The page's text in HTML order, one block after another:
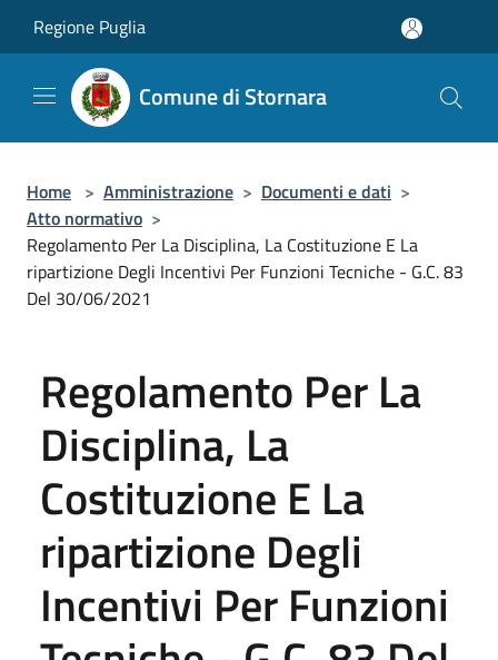
Regione Puglia
Comune di Stornara
Home > Amministrazione > Documenti e dati >
Atto normativo >
Regolamento Per La Disciplina, La Costituzione E La
ripartizione Degli Incentivi Per Funzioni Tecniche - G.C. 83
Del 30/06/2021
Regolamento Per La
Disciplina, La
Costituzione E La
ripartizione Degli
Incentivi Per Funzioni